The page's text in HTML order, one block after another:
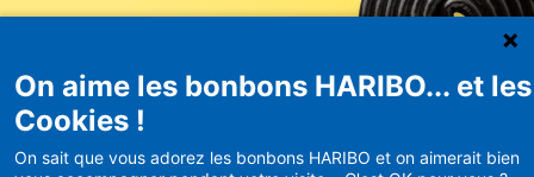
Newsletter
HARIBO
On aime les bonbons HARIBO... et les
Cookies !
On sait que vous adorez les bonbons HARIBO et on aimerait bien